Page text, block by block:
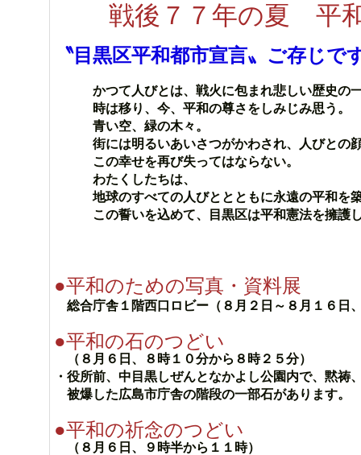
戦後７７年の夏 平
〝目黒区平和都市宣言〟ご存じ
かつて人びとは、戦火に包まれ悲しい歴史の
時は移り、今、平和の尊さをしみじみ思う。
青い空、緑の木々。
街には明るいあいさつがかわされ、人びとの顔
この幸せを再び失ってはならない。
わたくしたちは、
地球のすべての人びととともに永遠の平和を築
この誓いを込めて、目黒区は平和憲法を擁護し
●平和のための写真・資料展
総合庁舎１階西口ロビー（８月２日～８月１６日
●平和の石のつどい
（８月６日、８時１０分から８時２５分）
・役所前、中目黒しぜんとなかよし公園内で、黙祷
被爆した広島市庁舎の階段の一部石があります。
●平和の祈念のつどい
（８月６日、９時半から１１時）